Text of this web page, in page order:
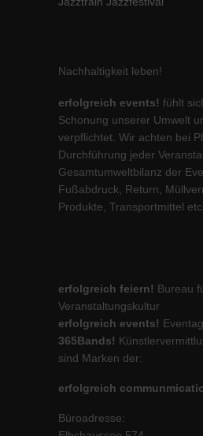
Nachhaltigkeit leben!
erfolgreich events! fühlt
Schonung unserer Umwelt
verpflichtet. Wir achten bei
Durchführung jeder
Gesamtumweltbilanz der
Fußabdruck, Return,
Produkte, Transportmittel
erfolgreich feiern! Bureau
Veranstaltungskultur
erfolgreich events!
365Bands!
sind Marken der:
erfolgreich
Büroadresse: